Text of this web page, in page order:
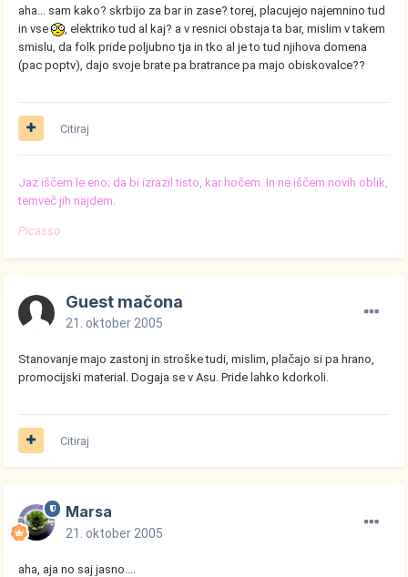
aha... sam kako? skrbijo za bar in zase? torej, placujejo najemnino tud
in vse
, elektriko tud al kaj? a v resnici obstaja ta bar, mislim v takem
smislu, da folk pride poljubno tja in tko al je to tud njihova domena
(pac poptv), dajo svoje brate pa bratrance pa majo obiskovalce??
Citiraj
Jaz iščem le eno; da bi izrazil tisto, kar hočem. In ne iščem novih oblik,
temveč jih najdem.
Picasso
Guest mačona
21. oktober 2005
Stanovanje majo zastonj in stroške tudi, mislim, plačajo si pa hrano,
promocijski material. Dogaja se v Asu. Pride lahko kdorkoli.
Citiraj
Marsa
21. oktober 2005
aha, aja no saj jasno....